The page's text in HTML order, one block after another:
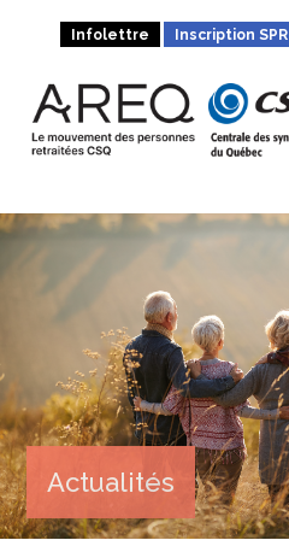
Infolettre Inscription SPR
Actualités